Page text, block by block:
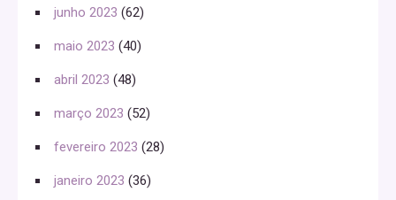
junho 2023 (62)
maio 2023 (40)
abril 2023 (48)
março 2023 (52)
fevereiro 2023 (28)
janeiro 2023 (36)